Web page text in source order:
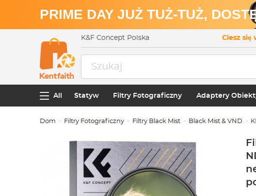
PRIME DAY JUŻ TUŻ-TUŻ,
K&F Concept Polska Ciesz się
All Statyw Filtry Fotograficzny Adaptery
Dom Filtry Fotograficzny Filtry Black Mist Black Mist & VND